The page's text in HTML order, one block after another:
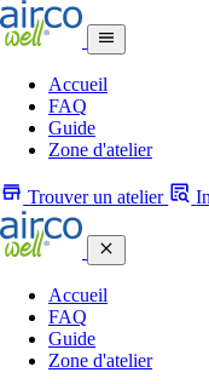
Accueil
FAQ
Guide
Zone d'atelier
Trouver un atelier
Accueil
FAQ
Guide
Zone d'atelier